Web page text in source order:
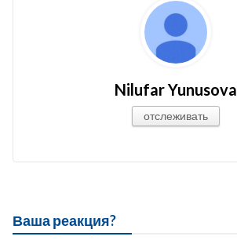
Nilufar Yunusova
отслеживать
Ваша реакция?